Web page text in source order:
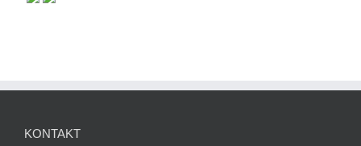
KONTAKT